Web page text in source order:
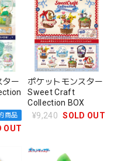
ター
商品
OUT
ポケットモンスター
Sweet Craft
Collection BOX
¥9,240 SOLD OUT